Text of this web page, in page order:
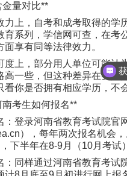
金量对比**
力上，自考和成考取得的学
育系列，学信网可查，在考
面享有同等法律效力。
度上，部分用人单位可能认
高一些，但这种差异在实际
看你是否拥有相应学历，不
南考生如何报名**
：登录河南省教育考试院官
），每年两次报名机会
，下半年在8-9月（10月考试
：同样通过河南省教育考试